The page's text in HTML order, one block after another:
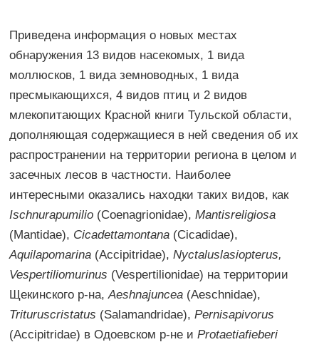
Приведена информация о новых местах
обнаружения 13 видов насекомых, 1 вида
моллюсков, 1 вида земноводных, 1 вида
пресмыкающихся, 4 видов птиц и 2 видов
млекопитающих Красной книги Тульской области,
дополняющая содержащиеся в ней сведения об их
распространении на территории региона в целом и
засечных лесов в частности. Наиболее
интересными оказались находки таких видов, как
Ischnurapumilio (Coenagrionidae),Mantisreligiosa
(Mantidae), Cicadettamontana (Cicadidae),
Aquilapomarina (Accipitridae),Nyctaluslasiopterus,
Vespertiliomurinus (Vespertilionidae) на территории
Щекинского р-на,Aeshnajuncea (Aeschnidae),
Trituruscristatus (Salamandridae),Pernisapivorus
(Accipitridae) в Одоевском р-не иProtaetiafieberi